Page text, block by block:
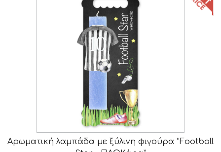
Αρωματική λαμπάδα με ξύλινη φιγούρα “Football